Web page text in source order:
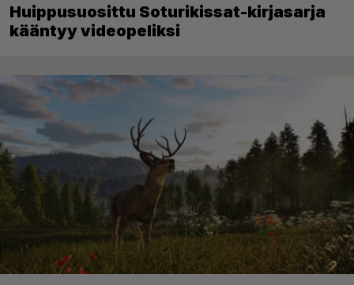
Huippusuosittu Soturikissat-kirjasarja
kääntyy videopeliksi